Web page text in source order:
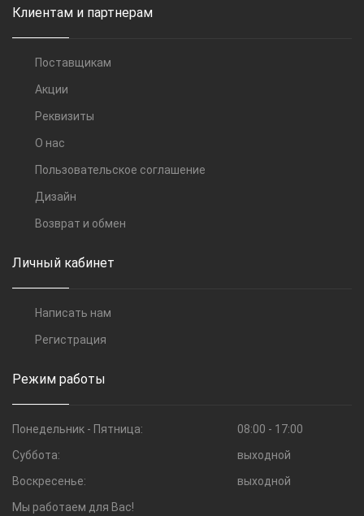
Клиентам и партнерам
Поставщикам
Акции
Реквизиты
О нас
Пользовательское соглашение
Дизайн
Возврат и обмен
Личный кабинет
Написать нам
Регистрация
Режим работы
Понедельник - Пятница:
08:00 - 17:00
Суббота:
выходной
Воскресенье:
выходной
Мы работаем для Вас!